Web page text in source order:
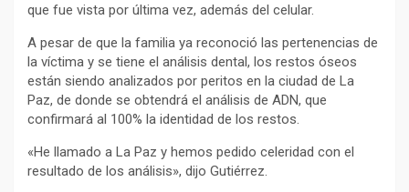
que fue vista por última vez, además del celular.
A pesar de que la familia ya reconoció las pertenencias de
la víctima y se tiene el análisis dental, los restos óseos
están siendo analizados por peritos en la ciudad de La
Paz, de donde se obtendrá el análisis de ADN, que
confirmará al 100% la identidad de los restos.
«He llamado a La Paz y hemos pedido celeridad con el
resultado de los análisis», dijo Gutiérrez.